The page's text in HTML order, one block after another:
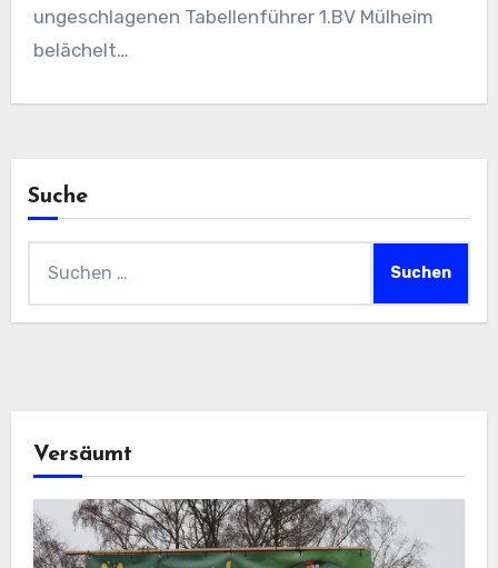
ungeschlagenen Tabellenführer 1.BV Mülheim
belächelt…
Suche
nach:
Versäumt